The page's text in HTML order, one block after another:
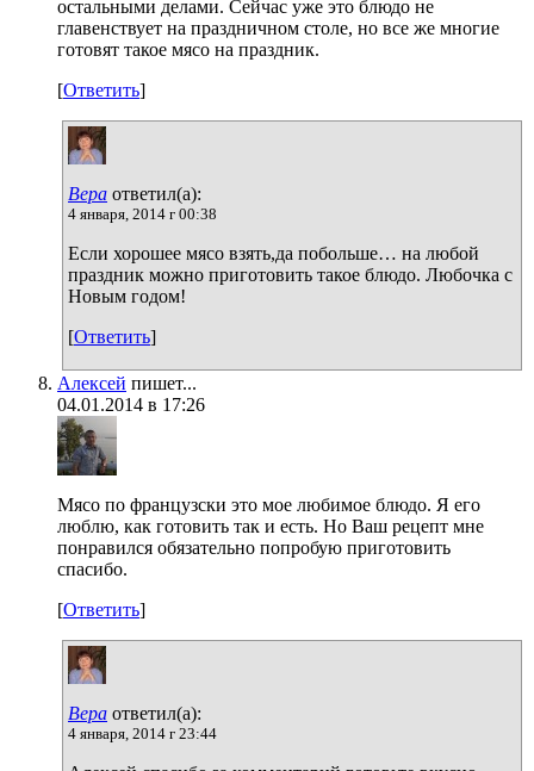
остальными делами. Сейчас уже это блюдо не
главенствует на праздничном столе, но все же многие
готовят такое мясо на праздник.
[Ответить]
Вера ответил(а):
4 января, 2014 г 00:38
Если хорошее мясо взять,да побольше… на любой
праздник можно приготовить такое блюдо. Любочка с
Новым годом!
[Ответить]
Алексей пишет...
04.01.2014 в 17:26
Мясо по французски это мое любимое блюдо. Я его
люблю, как готовить так и есть. Но Ваш рецепт мне
понравился обязательно попробую приготовить
спасибо.
[Ответить]
Вера ответил(а):
4 января, 2014 г 23:44